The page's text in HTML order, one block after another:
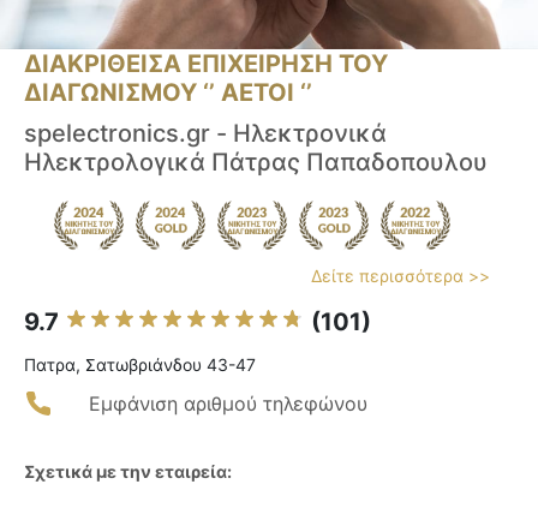
ΔΙΑΚΡΙΘΕΙΣΑ ΕΠΙΧΕΙΡΗΣΗ ΤΟΥ
ΔΙΑΓΩΝΙΣΜΟΥ ‘’ ΑΕΤΟΙ ‘’
spelectronics.gr - Ηλεκτρονικά
Ηλεκτρολογικά Πάτρας Παπαδοπουλου
Δείτε περισσότερα >>
9.7 (101)
Πατρα, Σατωβριάνδου 43-47
Εμφάνιση αριθμού τηλεφώνου
Σχετικά με την εταιρεία: